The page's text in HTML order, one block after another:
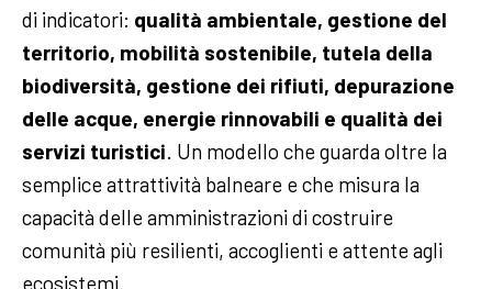
di indicatori: qualità ambientale, gestione del
territorio, mobilità sostenibile, tutela della
biodiversità, gestione dei rifiuti, depurazione
delle acque, energie rinnovabili e qualità dei
servizi turistici. Un modello che guarda oltre la
semplice attrattività balneare e che misura la
capacità delle amministrazioni di costruire
comunità più resilienti, accoglienti e attente agli
ecosistemi.